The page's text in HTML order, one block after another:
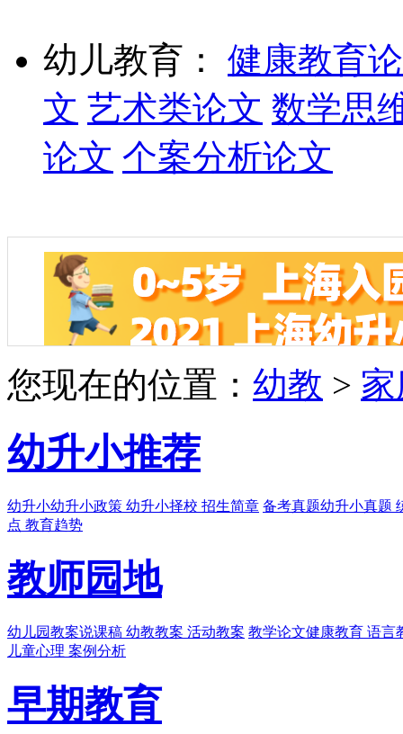
幼儿教育：
健康教育
文 艺术类论文 数学思
论文 个案分析论文
您现在的位置： 幼教 >
幼升小推荐
幼升小幼升小政策 幼升小择校 招生简章 备考真题幼升小真题
点 教育趋势
教师园地
幼儿园教案说课稿 幼教教案 活动教案 教学论文健康教育 语言
儿童心理 案例分析
早期教育